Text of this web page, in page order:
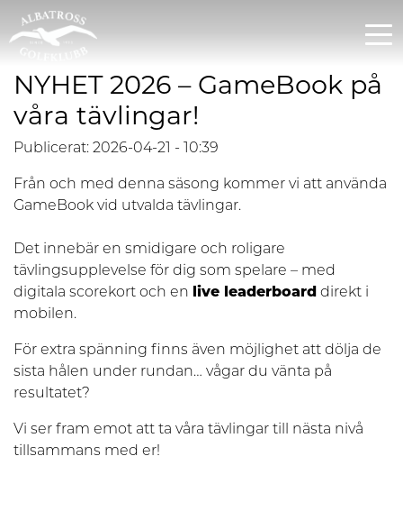
NYHET 2026 – GameBook på
våra tävlingar!
Publicerat: 2026-04-21 - 10:39
Från och med denna säsong kommer vi att använda
GameBook vid utvalda tävlingar.
Det innebär en smidigare och roligare
tävlingsupplevelse för dig som spelare – med
digitala scorekort och en
live leaderboard direkt i
mobilen.
För extra spänning finns även möjlighet att dölja de
sista hålen under rundan… vågar du vänta på
resultatet?
Vi ser fram emot att ta våra tävlingar till nästa nivå
tillsammans med er!